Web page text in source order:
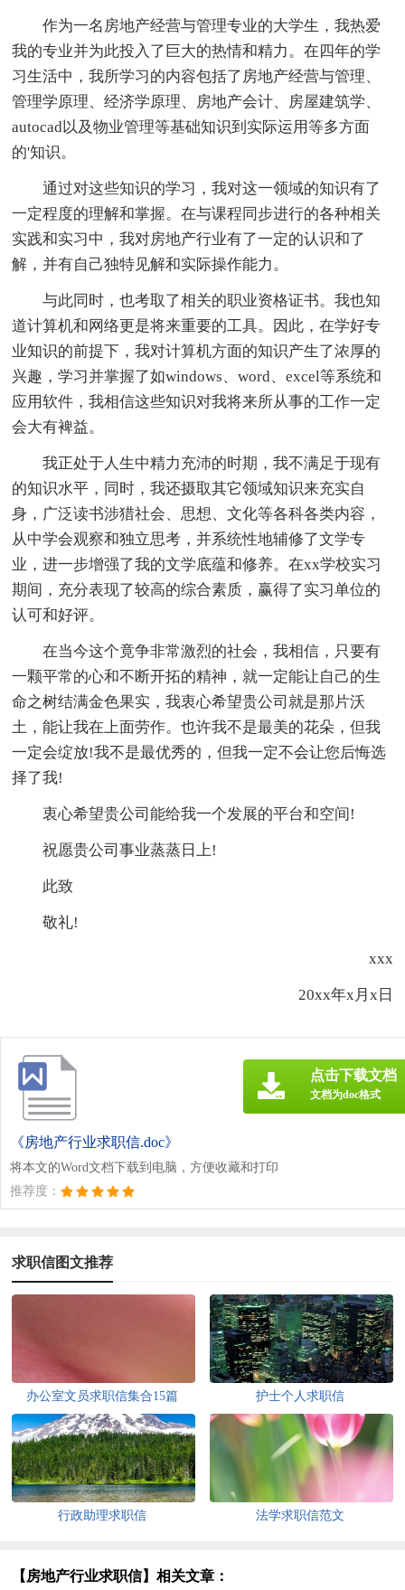
作为一名房地产经营与管理专业的大学生，我热爱
我的专业并为此投入了巨大的热情和精力。在四年的学
习生活中，我所学习的内容包括了房地产经营与管理、
管理学原理、经济学原理、房地产会计、房屋建筑学、
autocad以及物业管理等基础知识到实际运用等多方面
的'知识。
通过对这些知识的学习，我对这一领域的知识有了
一定程度的理解和掌握。在与课程同步进行的各种相关
实践和实习中，我对房地产行业有了一定的认识和了
解，并有自己独特见解和实际操作能力。
与此同时，也考取了相关的职业资格证书。我也知
道计算机和网络更是将来重要的工具。因此，在学好专
业知识的前提下，我对计算机方面的知识产生了浓厚的
兴趣，学习并掌握了如windows、word、excel等系统和
应用软件，我相信这些知识对我将来所从事的工作一定
会大有裨益。
我正处于人生中精力充沛的时期，我不满足于现有
的知识水平，同时，我还摄取其它领域知识来充实自
身，广泛读书涉猎社会、思想、文化等各科各类内容，
从中学会观察和独立思考，并系统性地辅修了文学专
业，进一步增强了我的文学底蕴和修养。在xx学校实习
期间，充分表现了较高的综合素质，赢得了实习单位的
认可和好评。
在当今这个竟争非常激烈的社会，我相信，只要有
一颗平常的心和不断开拓的精神，就一定能让自己的生
命之树结满金色果实，我衷心希望贵公司就是那片沃
土，能让我在上面劳作。也许我不是最美的花朵，但我
一定会绽放!我不是最优秀的，但我一定不会让您后悔选
择了我!
衷心希望贵公司能给我一个发展的平台和空间!
祝愿贵公司事业蒸蒸日上!
此致
敬礼!
xxx
20xx年x月x日
《房地产行业求职信.doc》
将本文的Word文档下载到电脑，方便收藏和打印
推荐度：
点击下载文档
文档为doc格式
求职信图文推荐
办公室文员求职信集合15篇 护士个人求职信
行政助理求职信 法学求职信范文
【房地产行业求职信】相关文章：